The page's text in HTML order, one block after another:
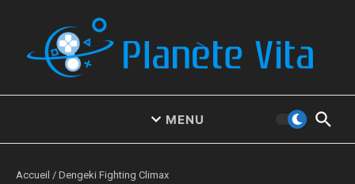
MENU
Accueil / Dengeki Fighting Climax